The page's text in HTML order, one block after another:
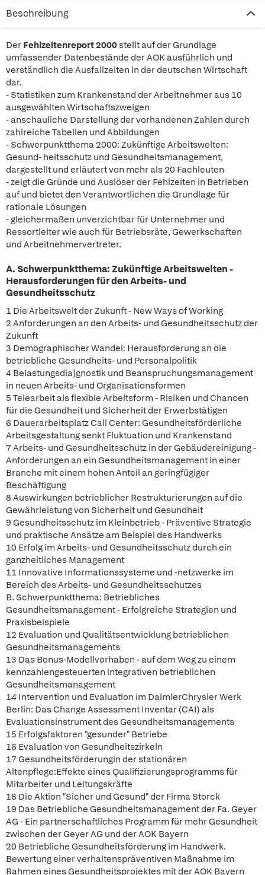
Beschreibung
Der Fehlzeitenreport 2000 stellt auf der Grundlage
umfassender Datenbestände der AOK ausführlich und
verständlich die Ausfallzeiten in der deutschen Wirtschaft
dar.
- Statistiken zum Krankenstand der Arbeitnehmer aus 10
ausgewählten Wirtschaftszweigen
- anschauliche Darstellung der vorhandenen Zahlen durch
zahlreiche Tabellen und Abbildungen
- Schwerpunktthema 2000: Zukünftige Arbeitswelten:
Gesund- heitsschutz und Gesundheitsmanagement,
dargestellt und erläutert von mehr als 20 Fachleuten
- zeigt die Gründe und Auslöser der Fehlzeiten in Betrieben
auf und bietet den Verantwortlichen die Grundlage für
rationale Lösungen
- gleichermaßen unverzichtbar für Unternehmer und
Ressortleiter wie auch für Betriebsräte, Gewerkschaften
und Arbeitnehmervertreter.
A. Schwerpunktthema: Zukünftige Arbeitswelten -
Herausforderungen für den Arbeits- und
Gesundheitsschutz
1 Die Arbeitswelt der Zukunft - New Ways of Working
2 Anforderungen an den Arbeits- und Gesundheitsschutz der
Zukunft
3 Demographischer Wandel: Herausforderung an die
betriebliche Gesundheits- und Personalpolitik
4 Belastungsdia]gnostik und Beanspruchungsmanagement
in neuen Arbeits- und Organisationsformen
5 Telearbeit als flexible Arbeitsform - Risiken und Chancen
für die Gesundheit und Sicherheit der Erwerbstätigen
6 Dauerarbeitsplatz Call Center: Gesundheitsförderliche
Arbeitsgestaltung senkt Fluktuation und Krankenstand
7 Arbeits- und Gesundheitsschutz in der Gebäudereinigung -
Anforderungen an ein Gesundheitsmanagement in einer
Branche mit einem hohen Anteil an geringfügiger
Beschäftigung
8 Auswirkungen betrieblicher Restrukturierungen auf die
Gewährleistung von Sicherheit und Gesundheit
9 Gesundheitsschutz im Kleinbetrieb - Präventive Strategie
und praktische Ansätze am Beispiel des Handwerks
10 Erfolg im Arbeits- und Gesundheitsschutz durch ein
ganzheitliches Management
11 Innovative Informationssysteme und -netzwerke im
Bereich des Arbeits- und Gesundheitsschutzes
B. Schwerpunktthema: Betriebliches
Gesundheitsmanagement - Erfolgreiche Strategien und
Praxisbeispiele
12 Evaluation und Qualitätsentwicklung betrieblichen
Gesundheitsmanagements
13 Das Bonus-Modellvorhaben - auf dem Weg zu einem
kennzahlengesteuerten integrativen betrieblichen
Gesundheitsmanagement
14 Intervention und Evaluation im DaimlerChrysler Werk
Berlin: Das Change Assessment Inventar (CAI) als
Evaluationsinstrument des Gesundheitsmanagements
15 Erfolgsfaktoren "gesunder" Betriebe
16 Evaluation von Gesundheitszirkeln
17 Gesundheitsförderungin der stationären
Altenpflege:Effekte eines Qualifizierungsprogramms für
Mitarbeiter und Leitungskräfte
18 Die Aktion "Sicher und Gesund" der Firma Storck
19 Das Betriebliche Gesundheitsmanagement der Fa. Geyer
AG - Ein partnerschaftliches Programm für mehr Gesundheit
zwischen der Geyer AG und der AOK Bayern
20 Betriebliche Gesundheitsförderung im Handwerk.
Bewertung einer verhaltenspräventiven Maßnahme im
Rahmen eines Gesundheitsprojektes mit der AOK Bayern